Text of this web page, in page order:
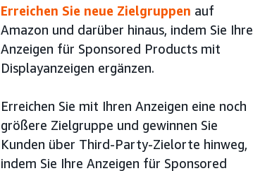
Erreichen Sie neue Zielgruppen auf
Amazon und darüber hinaus, indem Sie Ihre
Anzeigen für Sponsored Products mit
Displayanzeigen ergänzen.
Erreichen Sie mit Ihren Anzeigen eine noch
größere Zielgruppe und gewinnen Sie
Kunden über Third-Party-Zielorte hinweg,
indem Sie Ihre Anzeigen für Sponsored